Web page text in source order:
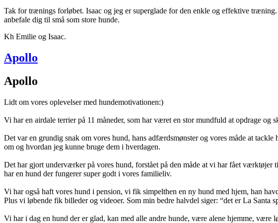
Tak for trænings forløbet. Isaac og jeg er superglade for den enkle og effektive
anbefale dig til små som store hunde.
Kh Emilie og Isaac.
Apollo
Apollo
Lidt om vores oplevelser med hundemotivationen:)
Vi har en airdale terrier på 11 måneder, som har været en stor mundfuld at opdrage
Det var en grundig snak om vores hund, hans adfærdsmønster og vores måde at
om og hvordan jeg kunne bruge dem i hverdagen.
Det har gjort underværker på vores hund, forstået på den måde at vi har fået
har en hund der fungerer super godt i vores familieliv.
Vi har også haft vores hund i pension, vi fik simpelthen en ny hund med hjem, han
Plus vi løbende fik billeder og videoer. Som min bedre halvdel siger: “det er La Santa
Vi har i dag en hund der er glad, kan med alle andre hunde, være alene hjemme, være